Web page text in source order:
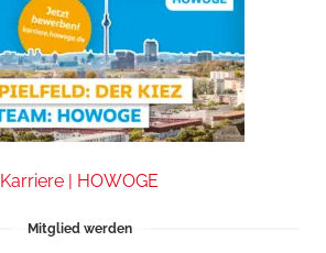
Karriere | HOWOGE
Mitglied werden